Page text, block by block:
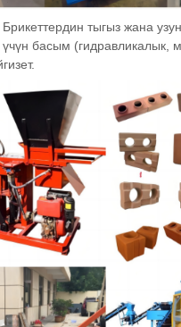
Брикеттердин тыгыз жана
басым (гидравликалык,